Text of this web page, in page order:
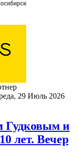
29 Июль 2026
Гудковым и
лет. Вечер